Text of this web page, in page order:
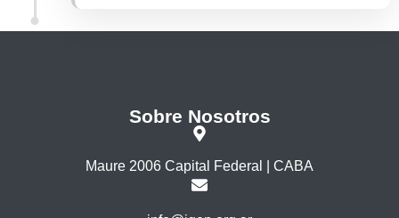
Sobre Nosotros
Maure 2006 Capital Federal | CABA